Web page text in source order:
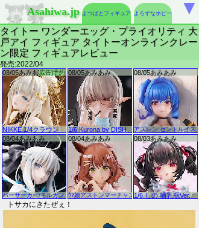
Asahiwa.jp よつばとフィギュア よろずなホビー
タイトー ワンダーエッグ・プライオリティ 大
戸アイ フィギュア タイトーオンラインクレー
ン限定 フィギュアレビュー
発売:2022/04
トサカにきたぜぇ！
▼